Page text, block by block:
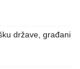
države, građani